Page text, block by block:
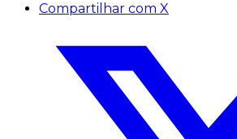
Compartilhar com X